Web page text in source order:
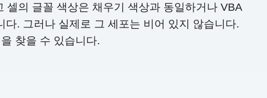
의 글꼴 색상은 채우기 색상과 동일하거나 VBA
. 그러나 실제로 그 세포는 비어 있지 않습니다.
찾을 수 있습니다.